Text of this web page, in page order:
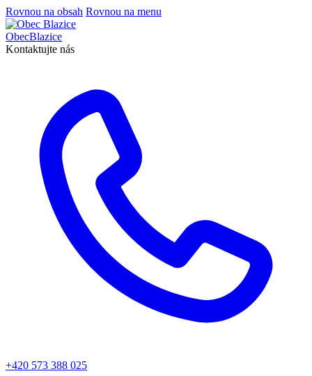
Rovnou na obsah Rovnou na menu
ObecBlazice
Kontaktujte nás
+420 573 388 025